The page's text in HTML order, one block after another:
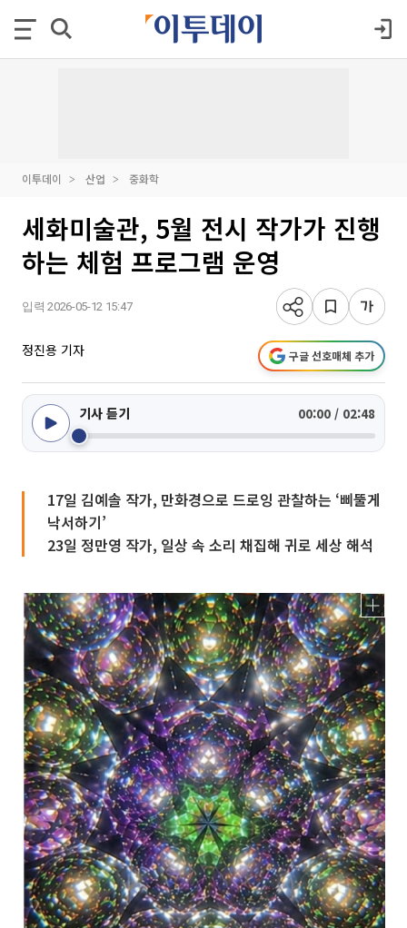
이투데이 산업 중화학
세화미술관, 5월 전시 작가가 진행
하는 체험 프로그램 운영
입력 2026-05-12 15:47
정진용 기자 구글 선호매체 추가
기사 듣기 00:00 / 02:48
17일 김예솔 작가, 만화경으로 드로잉 관찰하는 ‘삐뚤게
낙서하기’
23일 정만영 작가, 일상 속 소리 채집해 귀로 세상 해석